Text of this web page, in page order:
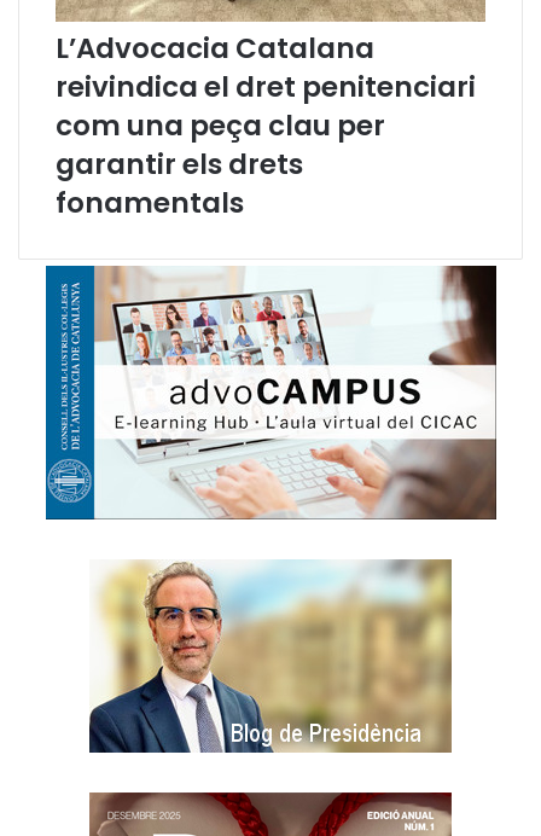
r
m
s
”
L’Advocacia Catalana
reivindica el dret penitenciari
com una peça clau per
garantir els drets
fonamentals